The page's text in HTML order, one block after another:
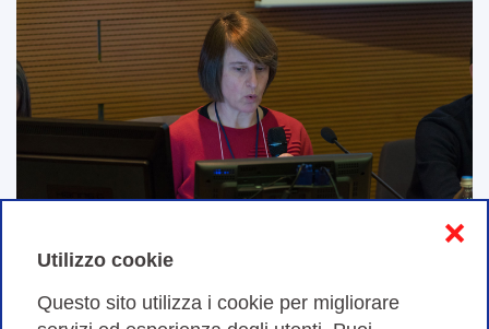
Utilizzo cookie
Questo sito utilizza i cookie per migliorare
❌